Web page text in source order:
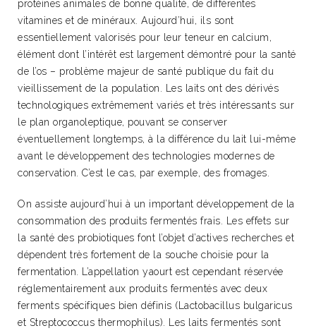
protéines animales de bonne qualité, de différentes
vitamines et de minéraux. Aujourd’hui, ils sont
essentiellement valorisés pour leur teneur en calcium,
élément dont l’intérêt est largement démontré pour la santé
de l’os – problème majeur de santé publique du fait du
vieillissement de la population. Les laits ont des dérivés
technologiques extrêmement variés et très intéressants sur
le plan organoleptique, pouvant se conserver
éventuellement longtemps, à la différence du lait lui-même
avant le développement des technologies modernes de
conservation. C’est le cas, par exemple, des fromages.
On assiste aujourd’hui à un important développement de la
consommation des produits fermentés frais. Les effets sur
la santé des probiotiques font l’objet d’actives recherches et
dépendent très fortement de la souche choisie pour la
fermentation. L’appellation yaourt est cependant réservée
réglementairement aux produits fermentés avec deux
ferments spécifiques bien définis (Lactobacillus bulgaricus
et Streptococcus thermophilus). Les laits fermentés sont